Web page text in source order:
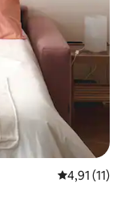
Μέση
4,91 (11)